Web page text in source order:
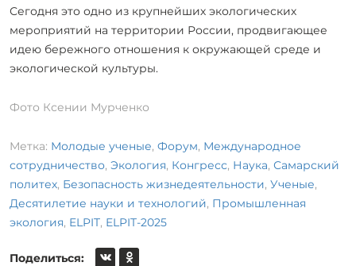
Сегодня это одно из крупнейших экологических
мероприятий на территории России, продвигающее
идею бережного отношения к окружающей среде и
экологической культуры.
Фото Ксении Мурченко
Метка: Молодые ученые, Форум, Международное
сотрудничество, Экология, Конгресс, Наука, Самарский
политех, Безопасность жизнедеятельности, Ученые,
Десятилетие науки и технологий, Промышленная
экология, ELPIT, ELPIT-2025
Поделиться: